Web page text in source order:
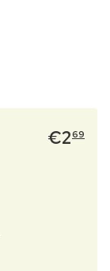
€269